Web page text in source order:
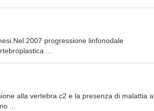
2007 progressione linfonodale
...
alla vertebra c2 e la presenza di malattia a
...